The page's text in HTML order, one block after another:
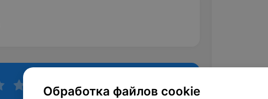
Обработка файлов cookie